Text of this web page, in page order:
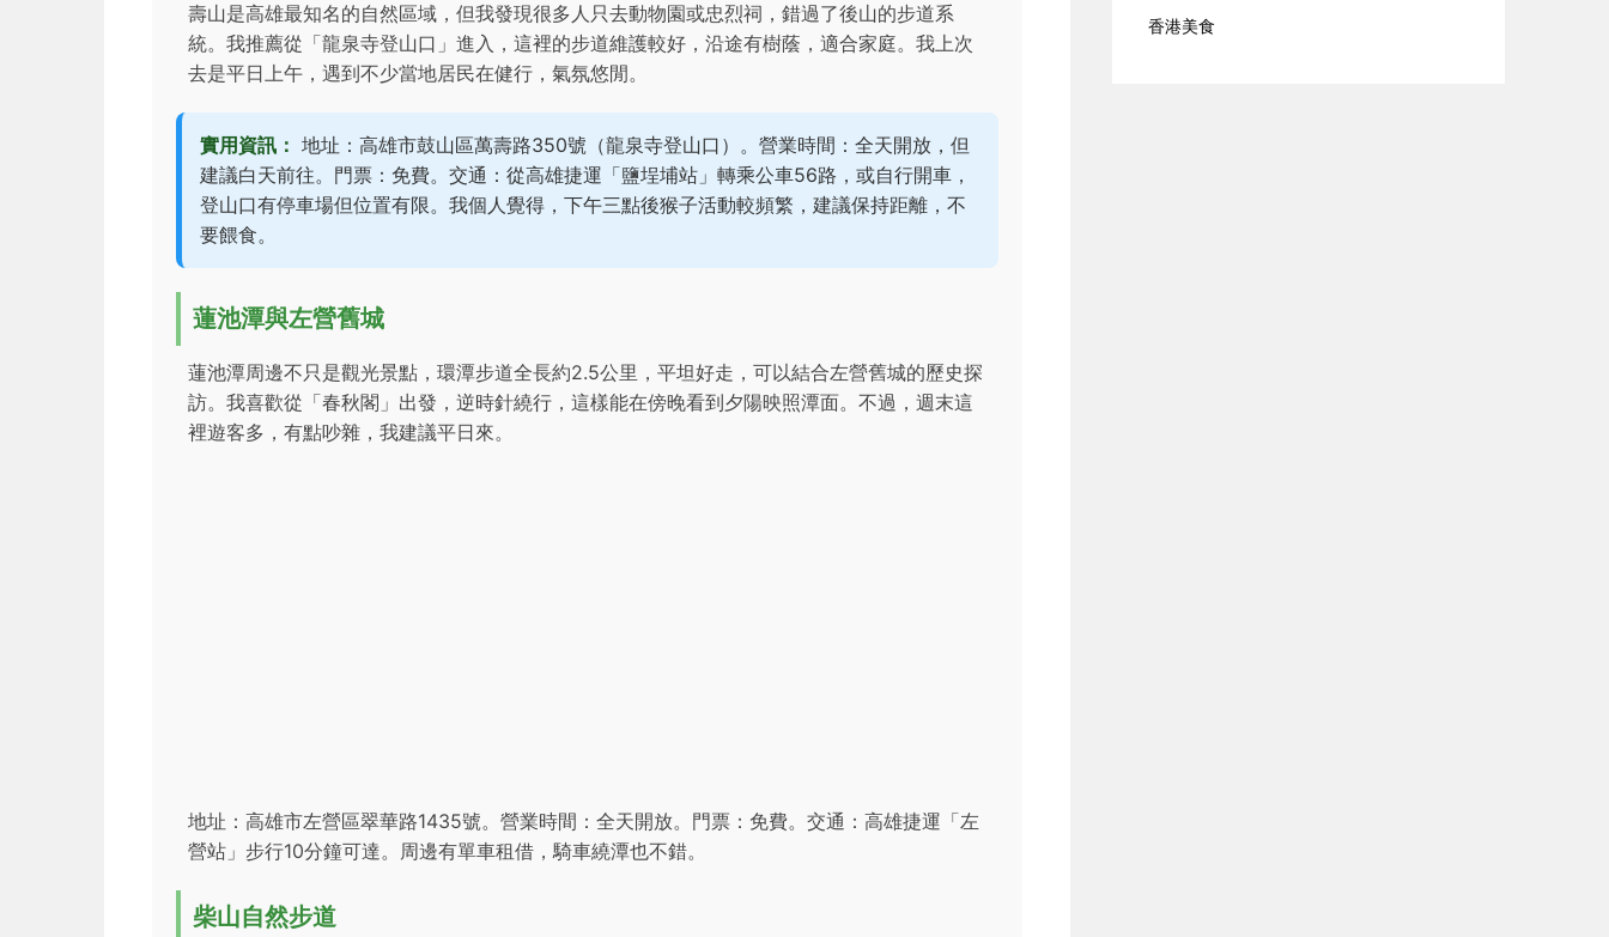
壽山是高雄最知名的自然區域，但我發現很多人只去動物園或忠烈祠，錯過了後山的步道系
統。我推薦從「龍泉寺登山口」進入，這裡的步道維護較好，沿途有樹蔭，適合家庭。我上次
去是平日上午，遇到不少當地居民在健行，氣氛悠閒。
實用資訊： 地址：高雄市鼓山區萬壽路350號（龍泉寺登山口）。營業時間：全天開放，但
建議白天前往。門票：免費。交通：從高雄捷運「鹽埕埔站」轉乘公車56路，或自行開車，
登山口有停車場但位置有限。我個人覺得，下午三點後猴子活動較頻繁，建議保持距離，不
要餵食。
蓮池潭與左營舊城
蓮池潭周邊不只是觀光景點，環潭步道全長約2.5公里，平坦好走，可以結合左營舊城的歷史探
訪。我喜歡從「春秋閣」出發，逆時針繞行，這樣能在傍晚看到夕陽映照潭面。不過，週末這
裡遊客多，有點吵雜，我建議平日來。
地址：高雄市左營區翠華路1435號。營業時間：全天開放。門票：免費。交通：高雄捷運「左
營站」步行10分鐘可達。周邊有單車租借，騎車繞潭也不錯。
柴山自然步道
香港美食